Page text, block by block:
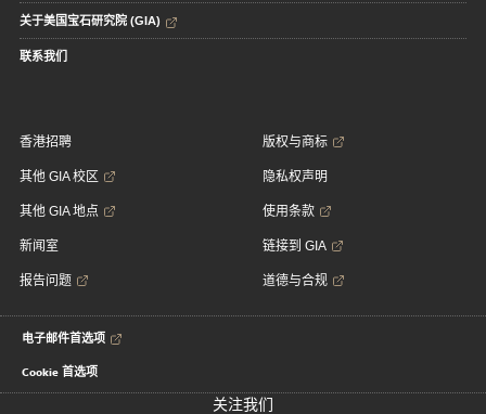
关于美国宝石研究院 (GIA)
联系我们
香港招聘
其他 GIA 校区
其他 GIA 地点
新闻室
报告问题
版权与商标
隐私权声明
使用条款
链接到 GIA
道德与合规
电子邮件首选项
Cookie 首选项
关注我们